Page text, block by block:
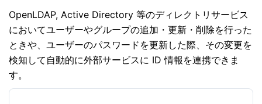
OpenLDAP, Active Directory 等のディレクトリサービス
においてユーザーやグループの追加・更新・削除を行った
ときや、ユーザーのパスワードを更新した際、その変更を
検知して自動的に外部サービスに ID 情報を連携できま
す。